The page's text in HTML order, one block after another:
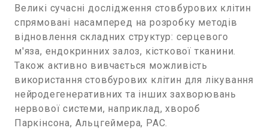
Великі сучасні дослідження стовбурових клітин
спрямовані насамперед на розробку методів
відновлення складних структур: серцевого
м'яза, ендокринних залоз, кісткової тканини.
Також активно вивчається можливість
використання стовбурових клітин для лікування
нейродегенеративних та інших захворювань
нервової системи, наприклад, хвороб
Паркінсона, Альцгеймера, РАС.